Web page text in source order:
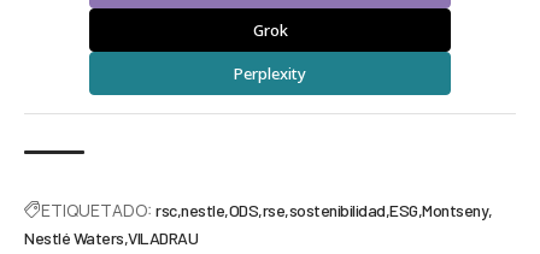
Grok
Perplexity
ETIQUETADO: rsc nestle ODS rse sostenibilidad ESG Montseny
Nestlé Waters VILADRAU